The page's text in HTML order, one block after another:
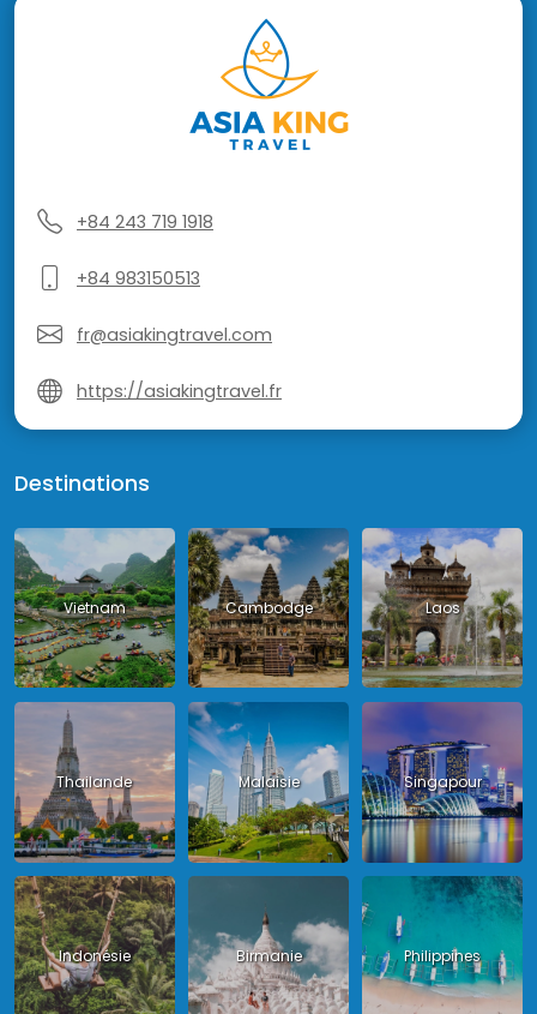
+84 243 719 1918
+84 983150513
fr@asiakingtravel.com
https://asiakingtravel.fr
Destinations
Vietnam Cambodge Laos
Thailande Malaisie Singapour
Indonésie Birmanie Philippines